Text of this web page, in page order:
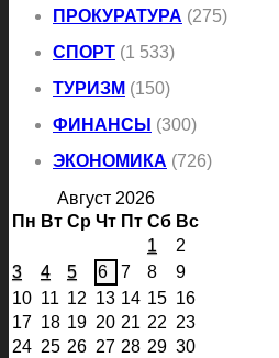
ПРОКУРАТУРА (275)
СПОРТ (1 533)
ТУРИЗМ (150)
ФИНАНСЫ (300)
ЭКОНОМИКА (726)
Август 2026
Пн Вт Ср Чт Пт Сб Вс
1
2
3
4 5 6 7 8
9
10 11 12 13 14 15 16
17 18 19 20 21 22 23
24 25 26 27 28 29 30